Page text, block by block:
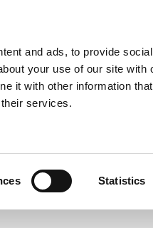
and ads, to provide
your use of our site with
it with other information
services.
Statistics